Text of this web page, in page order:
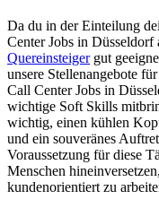
Da du in der Einteilung
Center Jobs in Düsseldorf
Quereinsteigergut
unsere Stellenangebote
Call Center Jobs in
wichtige Soft Skills
wichtig, einen kühlen
und ein souveränes
Voraussetzung für diese
Menschen
kundenorientiert zu